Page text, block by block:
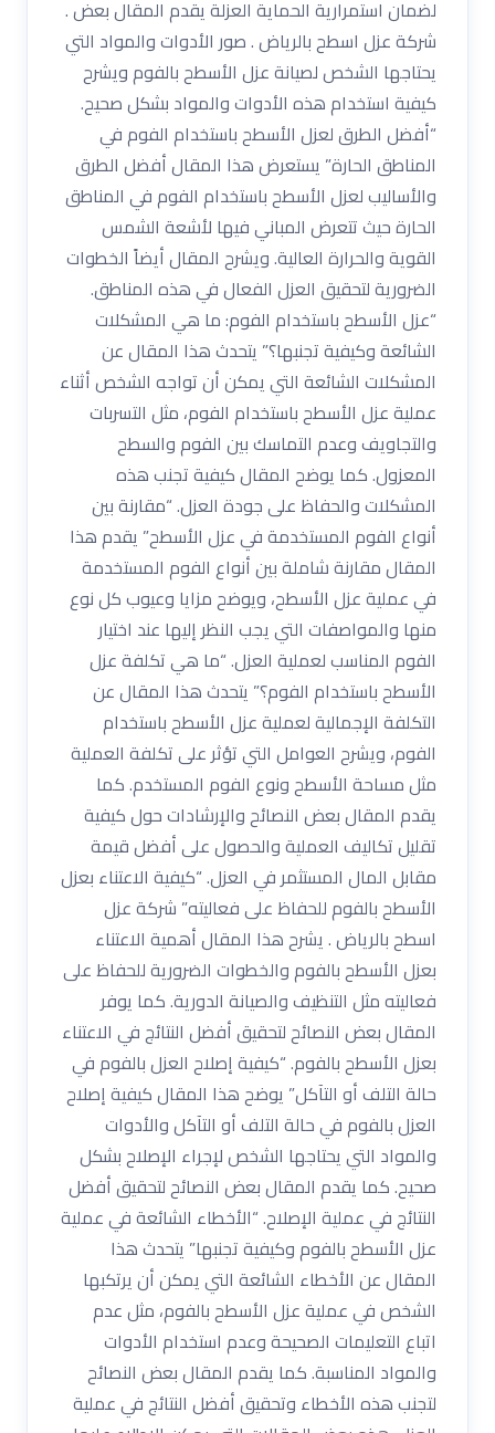
لضمان استمرارية الحماية العزلة يقدم المقال بعض .
شركة عزل اسطح بالرياض . صور الأدوات والمواد التي
يحتاجها الشخص لصيانة عزل الأسطح بالفوم ويشرح
كيفية استخدام هذه الأدوات والمواد بشكل صحيح.
“أفضل الطرق لعزل الأسطح باستخدام الفوم في
المناطق الحارة” يستعرض هذا المقال أفضل الطرق
والأساليب لعزل الأسطح باستخدام الفوم في المناطق
الحارة حيث تتعرض المباني فيها لأشعة الشمس
القوية والحرارة العالية. ويشرح المقال أيضاً الخطوات
الضرورية لتحقيق العزل الفعال في هذه المناطق.
“عزل الأسطح باستخدام الفوم: ما هي المشكلات
الشائعة وكيفية تجنبها؟” يتحدث هذا المقال عن
المشكلات الشائعة التي يمكن أن تواجه الشخص أثناء
عملية عزل الأسطح باستخدام الفوم، مثل التسربات
والتجاويف وعدم التماسك بين الفوم والسطح
المعزول. كما يوضح المقال كيفية تجنب هذه
المشكلات والحفاظ على جودة العزل. “مقارنة بين
أنواع الفوم المستخدمة في عزل الأسطح” يقدم هذا
المقال مقارنة شاملة بين أنواع الفوم المستخدمة
في عملية عزل الأسطح، ويوضح مزايا وعيوب كل نوع
منها والمواصفات التي يجب النظر إليها عند اختيار
الفوم المناسب لعملية العزل. “ما هي تكلفة عزل
الأسطح باستخدام الفوم؟” يتحدث هذا المقال عن
التكلفة الإجمالية لعملية عزل الأسطح باستخدام
الفوم، ويشرح العوامل التي تؤثر على تكلفة العملية
مثل مساحة الأسطح ونوع الفوم المستخدم. كما
يقدم المقال بعض النصائح والإرشادات حول كيفية
تقليل تكاليف العملية والحصول على أفضل قيمة
مقابل المال المستثمر في العزل. “كيفية الاعتناء بعزل
الأسطح بالفوم للحفاظ على فعاليته” شركة عزل
اسطح بالرياض . يشرح هذا المقال أهمية الاعتناء
بعزل الأسطح بالفوم والخطوات الضرورية للحفاظ على
فعاليته مثل التنظيف والصيانة الدورية. كما يوفر
المقال بعض النصائح لتحقيق أفضل النتائج في الاعتناء
بعزل الأسطح بالفوم. “كيفية إصلاح العزل بالفوم في
حالة التلف أو التآكل” يوضح هذا المقال كيفية إصلاح
العزل بالفوم في حالة التلف أو التآكل والأدوات
والمواد التي يحتاجها الشخص لإجراء الإصلاح بشكل
صحيح. كما يقدم المقال بعض النصائح لتحقيق أفضل
النتائج في عملية الإصلاح. “الأخطاء الشائعة في عملية
عزل الأسطح بالفوم وكيفية تجنبها” يتحدث هذا
المقال عن الأخطاء الشائعة التي يمكن أن يرتكبها
الشخص في عملية عزل الأسطح بالفوم، مثل عدم
اتباع التعليمات الصحيحة وعدم استخدام الأدوات
والمواد المناسبة. كما يقدم المقال بعض النصائح
لتجنب هذه الأخطاء وتحقيق أفضل النتائج في عملية